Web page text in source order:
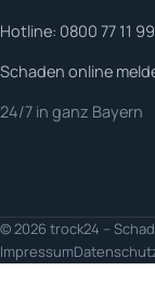
Hotline: 0800 77 11
Schaden online
24/7 in ganz Bayern
© 2026 trock24 –
Impressum